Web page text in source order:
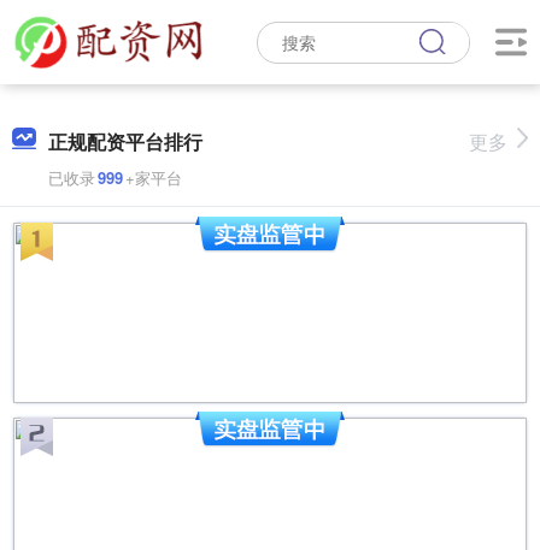
正规配资平台排行
已收录999+家平台
更多